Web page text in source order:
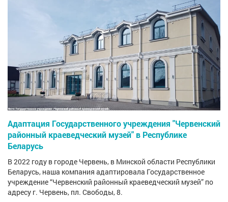
Адаптация Государственного учреждения "Червенский
районный краеведческий музей" в Республике
Беларусь
В 2022 году в городе Червень, в Минской области Республики
Беларусь, наша компания адаптировала Государственное
учреждение “Червенский районный краеведческий музей” по
адресу г. Червень, пл. Свободы, 8.